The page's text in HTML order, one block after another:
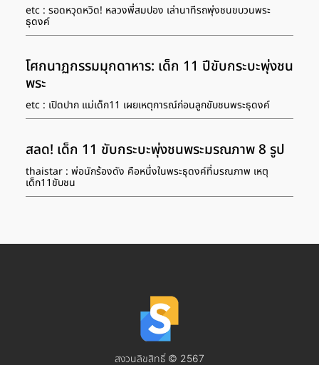
etc : รอดหวุดหวิด! หลวงพี่สมปอง เล่านาทีรถพุ่งชนขบวนพระ
ธุดงค์
โศกนาฏกรรมมุกดาหาร: เด็ก 11 ปีขับกระบะพุ่งชน
พระ
etc : เปิดปาก แม่เด็ก11 เผยเหตุการณ์ก่อนลูกขับชนพระธุดงค์
สลด! เด็ก 11 ขับกระบะพุ่งชนพระมรณภาพ 8 รูป
thaistar : พ่อนักร้องดัง คือหนึ่งในพระธุดงค์ที่มรณภาพ เหตุ
เด็ก11ขับชน
สงวนลิขสิทธิ์ © 2567